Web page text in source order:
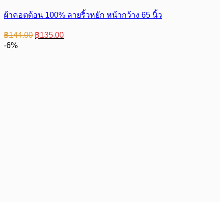
ผ้าคอตต้อน 100% ลายริ้วหยัก หน้ากว้าง 65 นิ้ว
฿144.00 Original
price
฿135.00Current
price
-6%